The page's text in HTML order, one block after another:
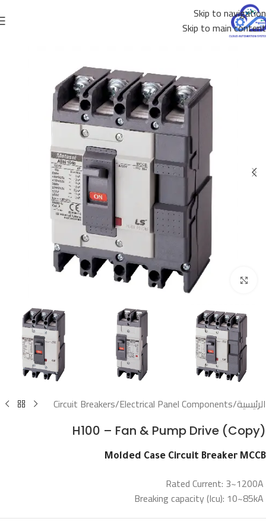
Skip to navigation
Skip to main content
Click to enlarge
الرئيسية/
Electrical Panel Components
/
Circuit Breakers
H100 – Fan & Pump Drive (Copy)
Molded Case Circuit Breaker MCCB